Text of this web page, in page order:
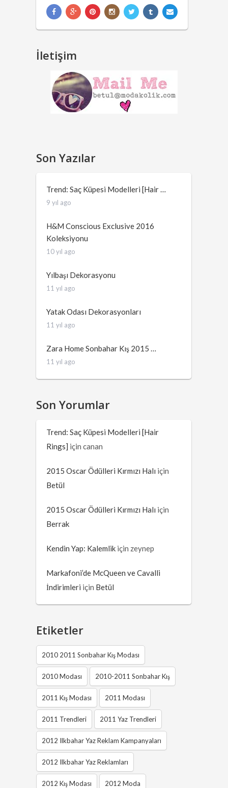
İletişim
Son Yazılar
Trend: Saç Küpesi Modelleri [Hair …
9 yıl ago
H&M Conscious Exclusive 2016
Koleksiyonu
10 yıl ago
Yılbaşı Dekorasyonu
11 yıl ago
Yatak Odası Dekorasyonları
11 yıl ago
Zara Home Sonbahar Kış 2015 …
11 yıl ago
Son Yorumlar
Trend: Saç Küpesi Modelleri [Hair
Rings] içincanan
2015 Oscar Ödülleri Kırmızı Halı için
Betül
2015 Oscar Ödülleri Kırmızı Halı için
Berrak
Kendin Yap: Kalemlik için zeynep
Markafoni’de McQueen ve Cavalli
İndirimleri için Betül
Etiketler
2010 2011 Sonbahar Kış Modası
2010 Modası 2010-2011 Sonbahar Kış
2011 Kış Modası 2011 Modası
2011 Trendleri 2011 Yaz Trendleri
2012 Ilkbahar Yaz Reklam Kampanyaları
2012 Ilkbahar Yaz Reklamları
2012 Kış Modası 2012 Moda